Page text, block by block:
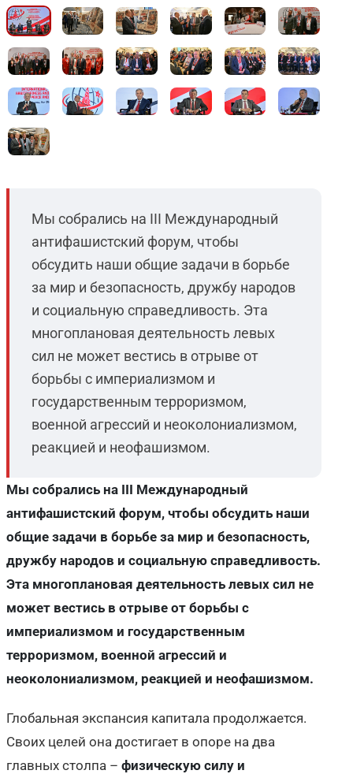
Мы собрались на III Международный
антифашистский форум, чтобы
обсудить наши общие задачи в борьбе
за мир и безопасность, дружбу народов
и социальную справедливость. Эта
многоплановая деятельность левых
сил не может вестись в отрыве от
борьбы с империализмом и
государственным терроризмом,
военной агрессий и неоколониализмом,
реакцией и неофашизмом.
Мы собрались на III Международный
антифашистский форум, чтобы обсудить наши
общие задачи в борьбе за мир и безопасность,
дружбу народов и социальную справедливость.
Эта многоплановая деятельность левых сил не
может вестись в отрыве от борьбы с
империализмом и государственным
терроризмом, военной агрессий и
неоколониализмом, реакцией и неофашизмом.
Глобальная экспансия капитала продолжается.
Своих целей она достигает в опоре на два
главных столпа – физическую силу и